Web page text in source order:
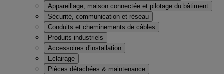
Appareillage, maison connectée et pilotage du bâtiment
Sécurité, communication et réseau
Conduits et cheminements de câbles
Produits industriels
Accessoires d'installation
Eclairage
Pièces détachées & maintenance